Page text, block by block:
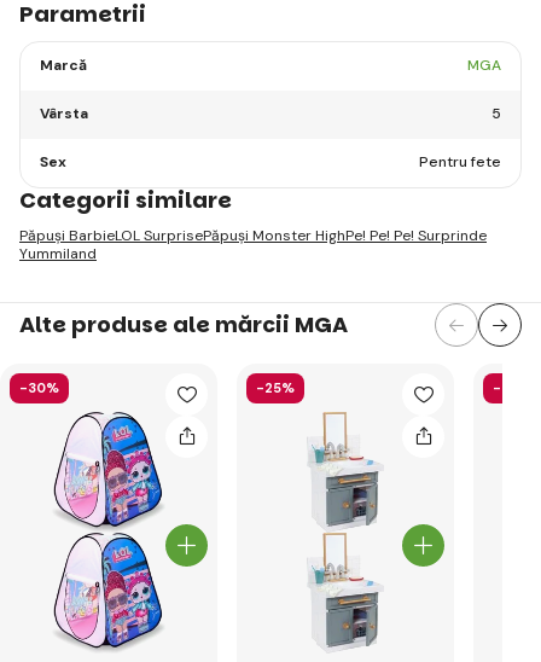
Parametrii
Marcă MGA
Vârsta 5
Sex Pentru fete
Categorii similare
Păpuși BarbieLOL SurprisePăpuși Monster HighPe! Pe! Pe! Surprinde
Yummiland
Alte produse ale mărcii MGA
-30% -25% -36%